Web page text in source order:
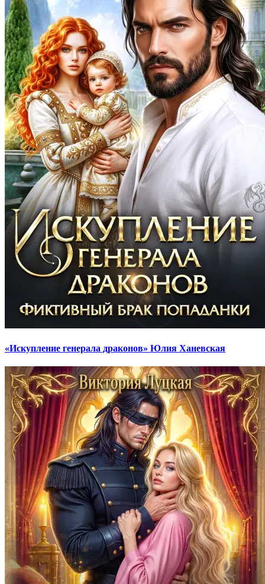
«Искупление генерала драконов» Юлия Ханевская